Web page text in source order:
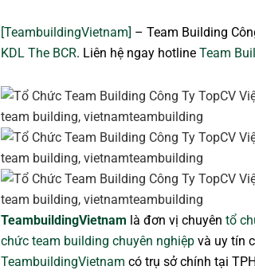
[TeambuildingVietnam] – Team Building
KDL The BCR. Liên hệ ngay hotline Team
TeambuildingVietnam là đơn vị chuyên tổ
chức team building chuyên nghiệp và uy tín
TeambuildingVietnam có trụ sở chính tại